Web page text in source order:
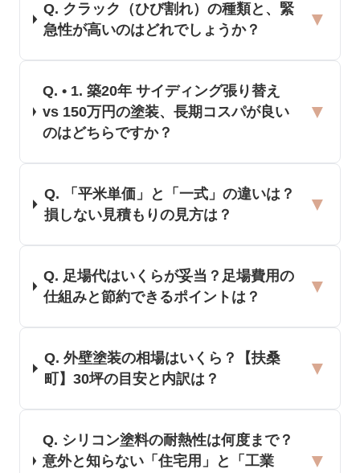
Q. クラック（ひび割れ）の種類と、緊
急性が高いのはどれでしょうか？
▼
Q. • 1. 築20年 サイディング張り替え
vs 150万円の塗装、長期コスパが良い
のはどちらですか？
▼
Q.
「平米単価」と「一式」の違いは？
損しない見積もりの見方は？
▼
Q. 足場代はいくらが妥当？足場費用の
仕組みと節約できるポイントは？
▼
Q.外壁塗装の相場はいくら？【扶桑
町】30坪の目安と内訳は？
▼
Q. シリコン塗料の耐熱性は何度まで？
意外と知らない「住宅用」と「工業
▼